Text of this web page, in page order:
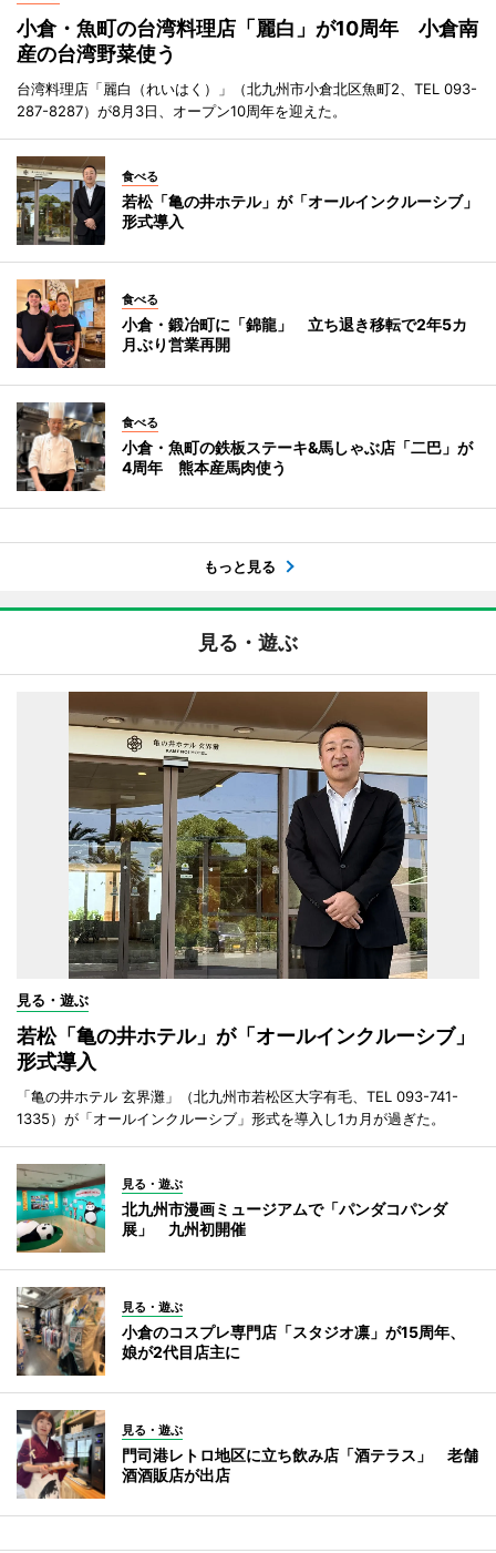
小倉・魚町の台湾料理店「麗白」が10周年 小倉南
産の台湾野菜使う
台湾料理店「麗白（れいはく）」（北九州市小倉北区魚町2、TEL 093-
287-8287）が8月3日、オープン10周年を迎えた。
食べる
若松「亀の井ホテル」が「オールインクルーシブ」
形式導入
食べる
小倉・鍛冶町に「錦龍」 立ち退き移転で2年5カ
月ぶり営業再開
食べる
小倉・魚町の鉄板ステーキ&馬しゃぶ店「二巴」が
4周年 熊本産馬肉使う
もっと見る
見る・遊ぶ
見る・遊ぶ
若松「亀の井ホテル」が「オールインクルーシブ」
形式導入
「亀の井ホテル 玄界灘」（北九州市若松区大字有毛、TEL 093-741-
1335）が「オールインクルーシブ」形式を導入し1カ月が過ぎた。
見る・遊ぶ
北九州市漫画ミュージアムで「パンダコパンダ
展」 九州初開催
見る・遊ぶ
小倉のコスプレ専門店「スタジオ凛」が15周年、
娘が2代目店主に
見る・遊ぶ
門司港レトロ地区に立ち飲み店「酒テラス」 老舗
酒酒販店が出店